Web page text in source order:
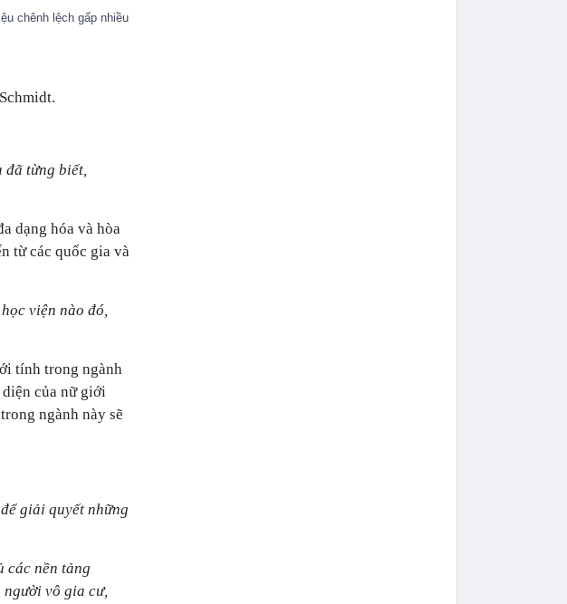
chênh lệch gấp nhiều
đã từng biết,
dạng hóa và hòa
từ các quốc gia và
viện nào đó,
tính trong ngành
của nữ giới
ngành này sẽ
giải quyết những
các nền tảng
người vô gia cư,